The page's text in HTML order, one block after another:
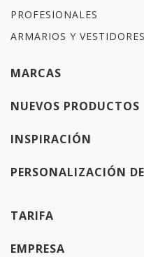
PROFESIONALES
ARMARIOS Y VESTIDORES
MARCAS
NUEVOS PRODUCTOS
INSPIRACIÓN
PERSONALIZACIÓN
TARIFA
EMPRESA